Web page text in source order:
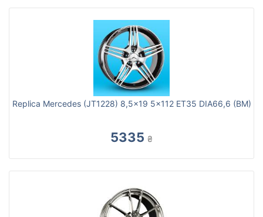
Replica Mercedes (JT1228) 8,5x19 5x112 ET35 DIA66,6 (BM)
5335 ₴